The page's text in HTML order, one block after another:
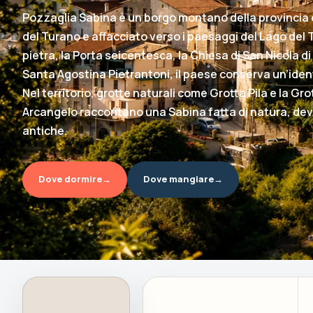
Pozzaglia Sabina è un borgo montano della
del Turano e affacciato verso i paesaggi del Lago del
pietra, la Porta seicentesca, la Chiesa di San Nicola
Santa Agostina Pietrantoni, il paese conserva
Nel territorio, grotte naturali come Grotta Pila e la
Arcangelo raccontano una Sabina fatta di natura,
antiche.
Dove dormire→ Dove mangiare→